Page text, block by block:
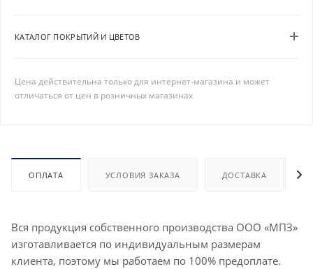
КАТАЛОГ ПОКРЫТИЙ И ЦВЕТОВ
Цена действительна только для интернет-магазина и может
отличаться от цен в розничных магазинах
ОПЛАТА УСЛОВИЯ ЗАКАЗА ДОСТАВКА
Вся продукция собственного производства ООО «МПЗ»
изготавливается по индивидуальным размерам
клиента, поэтому мы работаем по 100% предоплате.